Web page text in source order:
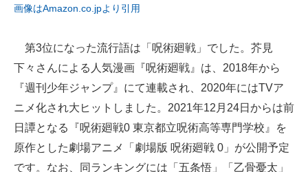
画像はAmazon.co.jpより引用
第3位になった流行語は「呪術廻戦」でした。芥見
下々さんによる人気漫画『呪術廻戦』は、2018年から
『週刊少年ジャンプ』にて連載され、2020年にはTVア
ニメ化され大ヒットしました。2021年12月24日からは前
日譚となる『呪術廻戦0 東京都立呪術高等専門学校』を
原作とした劇場アニメ「劇場版 呪術廻戦 0」が公開予定
です。なお、同ランキングには「五条悟」「乙骨憂太」